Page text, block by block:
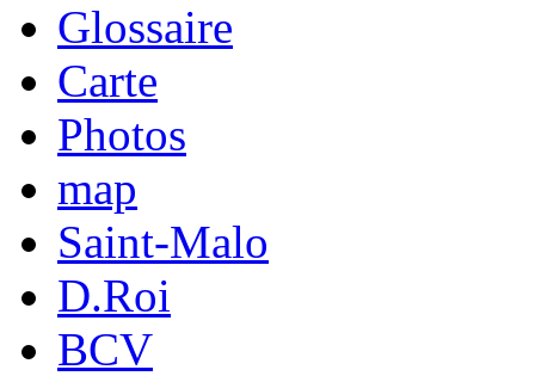
Glossaire
Carte
Photos
map
Saint-Malo
D.Roi
BCV